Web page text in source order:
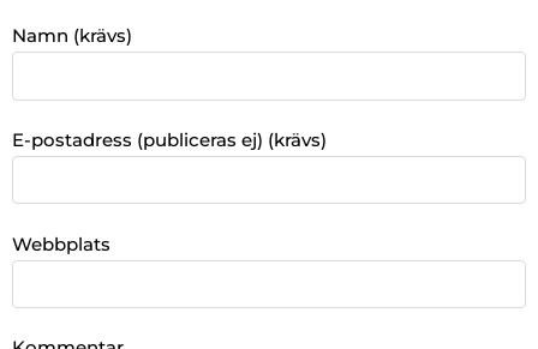
Namn (krävs)
E-postadress (publiceras ej) (krävs)
Webbplats